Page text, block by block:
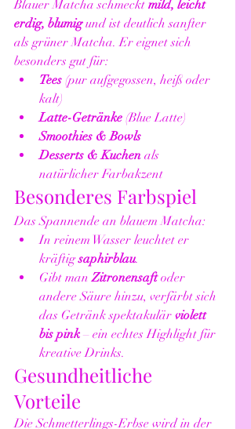
Blauer Matcha schmeckt mild, leicht
erdig, blumig und ist deutlich sanfter
als grüner Matcha. Er eignet sich
besonders gut für:
Tees (pur aufgegossen, heiß oder
kalt)
Latte-Getränke (Blue Latte)
Smoothies & Bowls
Desserts & Kuchen als
natürlicher Farbakzent
Besonderes Farbspiel
Das Spannende an blauem Matcha:
In reinem Wasser leuchtet er
kräftig saphirblau.
Gibt man Zitronensaft oder
andere Säure hinzu, verfärbt sich
das Getränk spektakulär violett
bis pink – ein echtes Highlight für
kreative Drinks.
Gesundheitliche
Vorteile
Die Schmetterlings-Erbse wird in der